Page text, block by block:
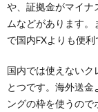
や、証拠金がマイナ
ムなどがあります
で国内FXよりも便利
国内では使えないク
とつです。海外送
ングの枠を使うの